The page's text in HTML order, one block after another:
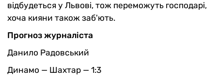
відбудеться у Львові, тож переможуть господарі,
хоча кияни також заб'ють.
Прогноз журналіста
Данило Радовський
Динамо — Шахтар — 1:3